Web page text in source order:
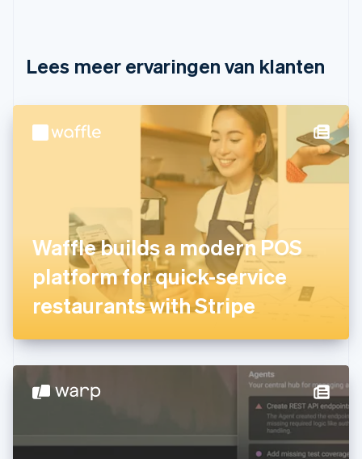
Lees meer ervaringen van klanten
Waffle builds a modern POS
platform for quick-service
restaurants with Stripe
Denemarken
Duitsland
DeutschEnglish
Estland
Français
Gibraltar
English
Griekenland
Hongarije
Hongkong SAR, China
English